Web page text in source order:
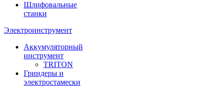
Шлифовальные
станки
Электроинструмент
Аккумуляторный
инструмент
TRITON
Гриндеры и
электростамески